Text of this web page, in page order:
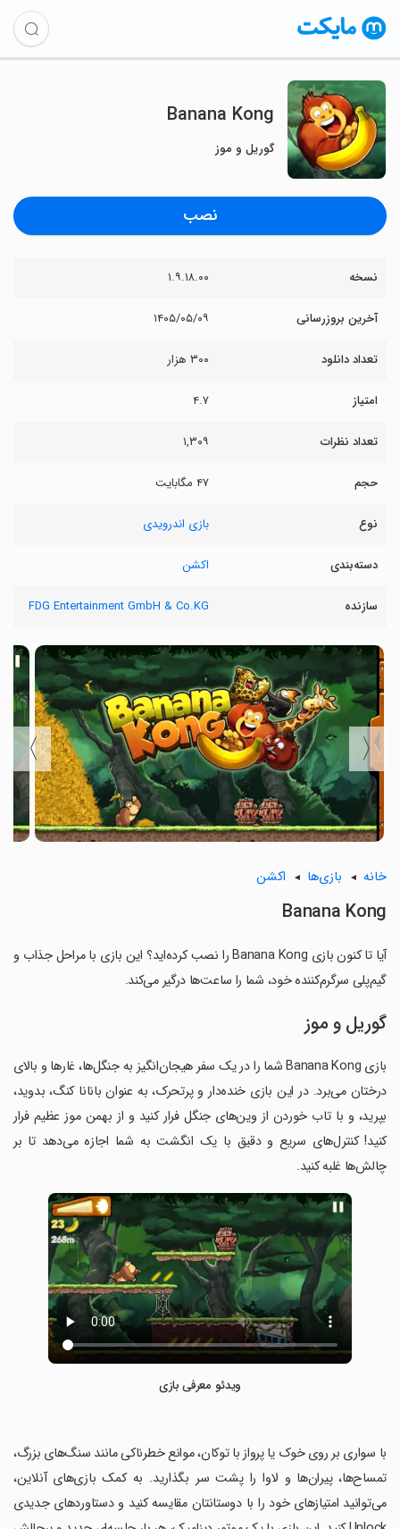
Banana Kong
گوریل و موز
نصب
نسخه ۱.۹.۱۸.۰۰
آخرین بروزرسانی ۱۴۰۵/۰۵/۰۹
تعداد دانلود ۳۰۰ هزار
امتیاز ۴.۷
تعداد نظرات ۱,۳۰۹
حجم ۴۷ مگابایت
نوع بازی اندرویدی
دسته‌بندی اکشن
سازنده FDG Entertainment GmbH & Co.KG
〈
〉
خانه بازی‌ها اکشن
Banana Kong
آیا تا کنون بازی Banana Kong را نصب کرده‌اید؟ این بازی با مراحل جذاب و
گیم‌پلی سرگرم‌کننده خود، شما را ساعت‌ها درگیر می‌کند.
گوریل و موز
بازی Banana Kong شما را در یک سفر هیجان‌انگیز به جنگل‌ها، غارها و بالای
درختان می‌برد. در این بازی خنده‌دار و پرتحرک، به عنوان بانانا کنگ، بدوید،
بپرید، و با تاب خوردن از وین‌های جنگل فرار کنید و از بهمن موز عظیم فرار
کنید! کنترل‌های سریع و دقیق با یک انگشت به شما اجازه می‌دهد تا بر
چالش‌ها غلبه کنید.
ویدئو معرفی بازی
‏با سواری بر روی خوک یا پرواز با توکان، موانع خطرناکی مانند سنگ‌های بزرگ،
تمساح‌ها، پیران‌ها و لاوا را پشت سر بگذارید. به کمک بازی‌های آنلاین،
می‌توانید امتیازهای خود را با دوستانتان مقایسه کنید و دستاوردهای جدیدی